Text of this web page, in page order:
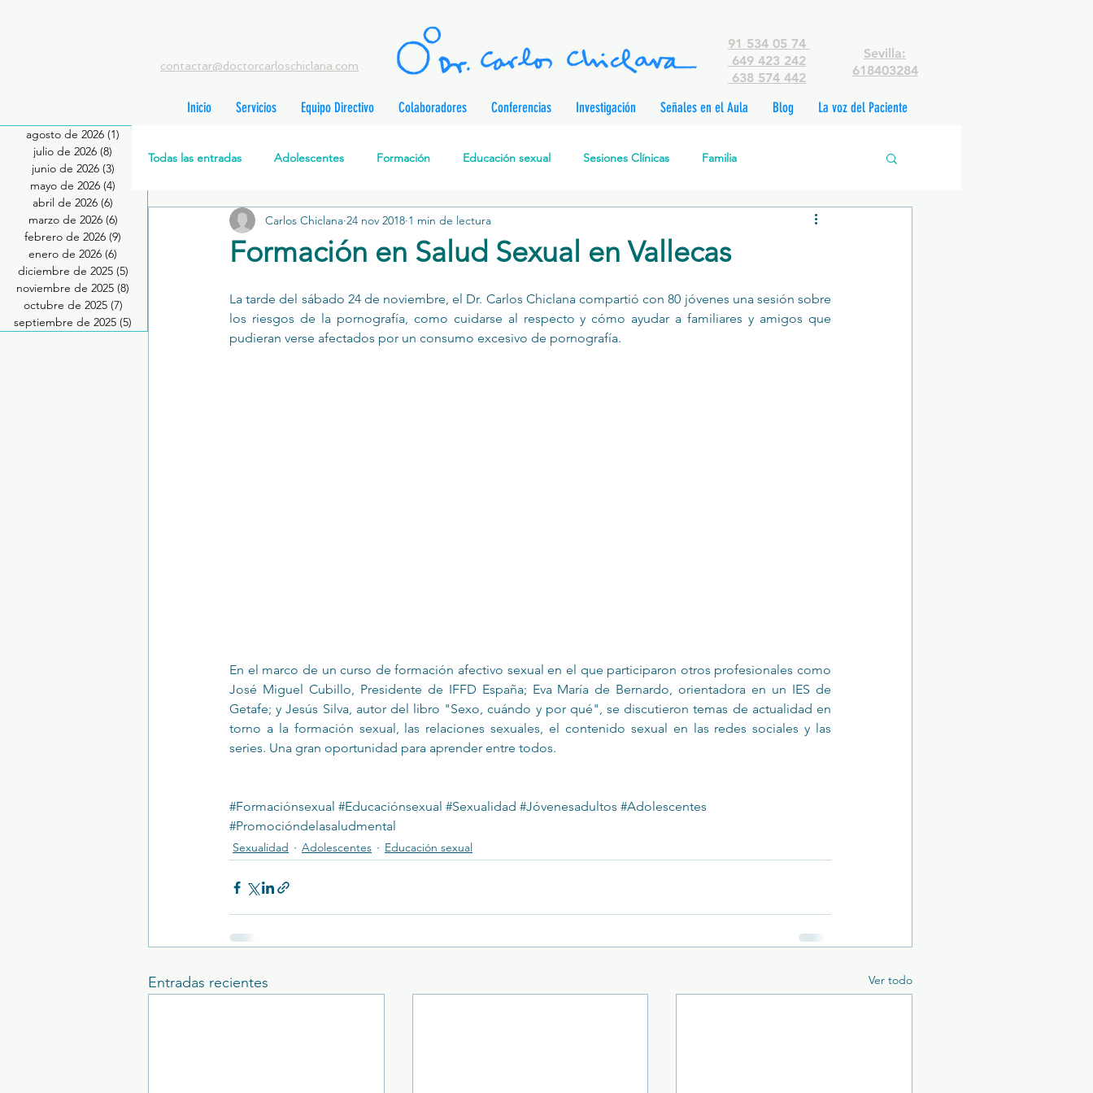
contactar@doctorcarloschiclana.com
91 534 05 74
649 423 242
638 574 442
Sevilla:
618403284
Inicio Servicios Equipo Directivo Colaboradores Conferencias Investigación Señales en el Aula Blog La voz del Paciente
agosto de 2026 (1)
julio de 2026 (8) 8 entradas
junio de 2026 (3)
mayo de 2026 (4)
abril de 2026 (6)
marzo de 2026 (6)
febrero de 2026 (9)
enero de 2026 (6)
diciembre de 2025 (5)
noviembre de 2025 (8)
octubre de 2025 (7)
septiembre de 2025 (5)
Todas las entradas Adolescentes Formación Educación sexual Sesiones Clínicas Familia
Salud Mental Perinatal Psicoterapia Cognitivo-Analítica
Formación en Salud Sexual en Vallecas
Carlos Chiclana 24 nov 2018 1 min de lectura
La tarde del sábado 24 de noviembre, el Dr. Carlos Chiclana compartió con 80 jóvenes una sesión sobre
los riesgos de la pornografía, como cuidarse al respecto y cómo ayudar a familiares y amigos que
pudieran verse afectados por un consumo excesivo de pornografía.
En el marco de un curso de formación afectivo sexual en el que participaron otros profesionales como
José Miguel Cubillo, Presidente de IFFD España; Eva María de Bernardo, orientadora en un IES de
Getafe; y Jesús Silva, autor del libro "Sexo, cuándo y por qué", se discutieron temas de actualidad en
torno a la formación sexual, las relaciones sexuales, el contenido sexual en las redes sociales y las
series. Una gran oportunidad para aprender entre todos.
#Formaciónsexual #Educaciónsexual #Sexualidad #Jóvenesadultos #Adolescentes
#Promocióndelasaludmental
Sexualidad Adolescentes Educación sexual
Entradas recientes Ver todo